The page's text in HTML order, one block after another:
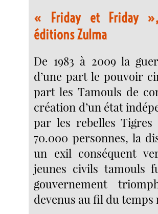
« Friday et Friday »,
éditions Zulma
De 1983 à 2009 la
d’une part le pouvoir
part les Tamouls de
création d’un état
par les rebelles
70.000 personnes, la
un exil conséquent
jeunes civils tamouls
gouvernement
devenus au fil du